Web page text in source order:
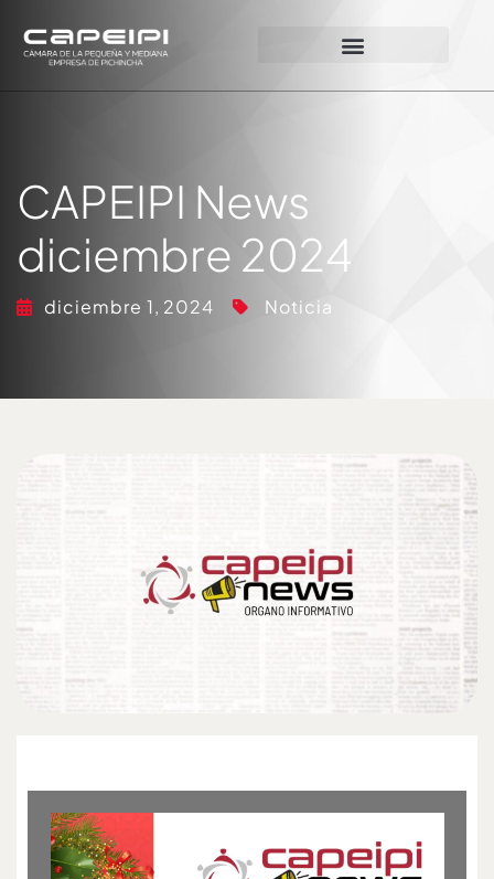
CAPEIPI News
diciembre 2024
diciembre 1, 2024 Noticia